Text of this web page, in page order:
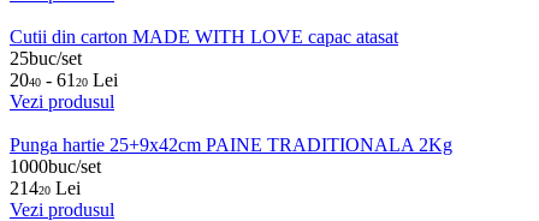
Cutii din carton MADE WITH LOVE capac atasat
25buc/set
2040 - 61 20 Lei
Vezi produsul
Punga hartie 25+9x42cm PAINE TRADITIONALA 2Kg
1000buc/set
21420 Lei
Vezi produsul